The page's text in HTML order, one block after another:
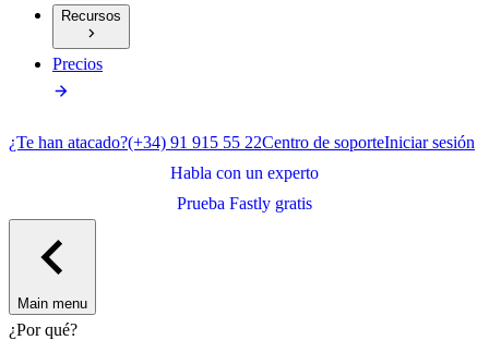
Recursos
Precios
¿Te han atacado?(+34) 91 915 55 22Centro de soporteIniciar sesión
Habla con un experto
Prueba Fastly gratis
Main menu
¿Por qué?